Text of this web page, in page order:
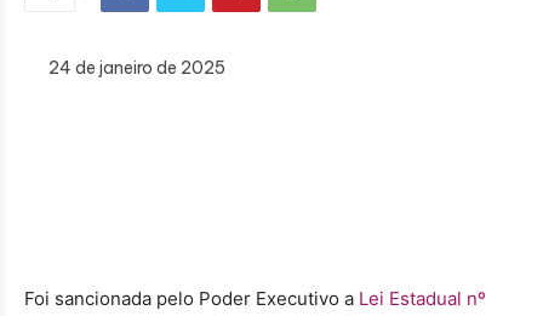
24 de janeiro de 2025
Foi sancionada pelo Poder Executivo a Lei Estadual nº